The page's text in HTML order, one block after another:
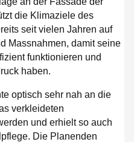
die Klimaziele des
seit vielen Jahren auf
Massnahmen, damit seine
funktionieren und
haben.
optisch sehr nah an die
verkleideten
und erhielt so auch
Die Planenden